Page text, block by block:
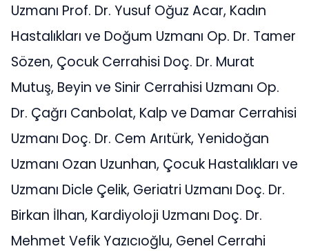
Uzmanı Prof. Dr. Yusuf Oğuz Acar, Kadın
Hastalıkları ve Doğum Uzmanı Op. Dr. Tamer
Sözen, Çocuk Cerrahisi Doç. Dr. Murat
Mutuş, Beyin ve Sinir Cerrahisi Uzmanı Op.
Dr. Çağrı Canbolat, Kalp ve Damar Cerrahisi
Uzmanı Doç. Dr. Cem Arıtürk, Yenidoğan
Uzmanı Ozan Uzunhan, Çocuk Hastalıkları ve
Uzmanı Dicle Çelik, Geriatri Uzmanı Doç. Dr.
Birkan İlhan, Kardiyoloji Uzmanı Doç. Dr.
Mehmet Vefik Yazıcıoğlu, Genel Cerrahi